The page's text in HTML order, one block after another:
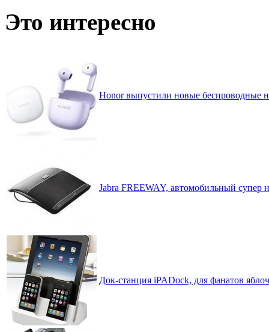
месяцам
Это интересно
Honor выпустили новые беспроводные
Jabra FREEWAY, автомобильный супер
Док-станция iPADock, для фанатов